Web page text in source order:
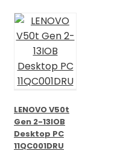
LENOVO V50t
Gen 2-13IOB
Desktop PC
11QC001DRU